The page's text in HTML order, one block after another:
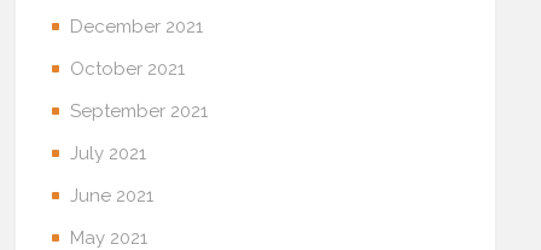
December 2021
October 2021
September 2021
July 2021
June 2021
May 2021